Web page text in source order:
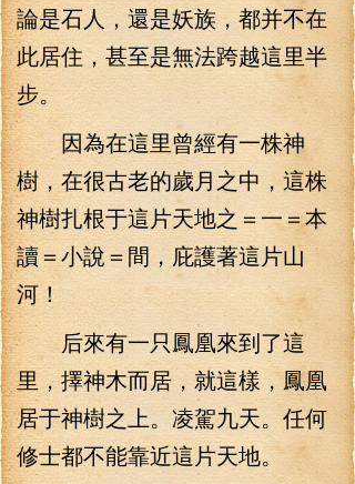
論是石人，還是妖族，都并不在
此居住，甚至是無法跨越這里半
步。
因為在這里曾經有一株神
樹，在很古老的歲月之中，這株
神樹扎根于這片天地之＝一＝本
讀＝小說＝間，庇護著這片山
河！
后來有一只鳳凰來到了這
里，擇神木而居，就這樣，鳳凰
居于神樹之上。凌駕九天。任何
修士都不能靠近這片天地。